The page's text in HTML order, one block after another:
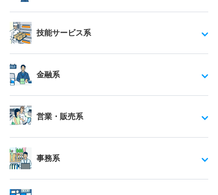
技能サービス系
金融系
営業・販売系
事務系